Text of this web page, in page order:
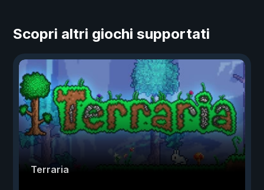
Scopri altri giochi supportati
Terraria